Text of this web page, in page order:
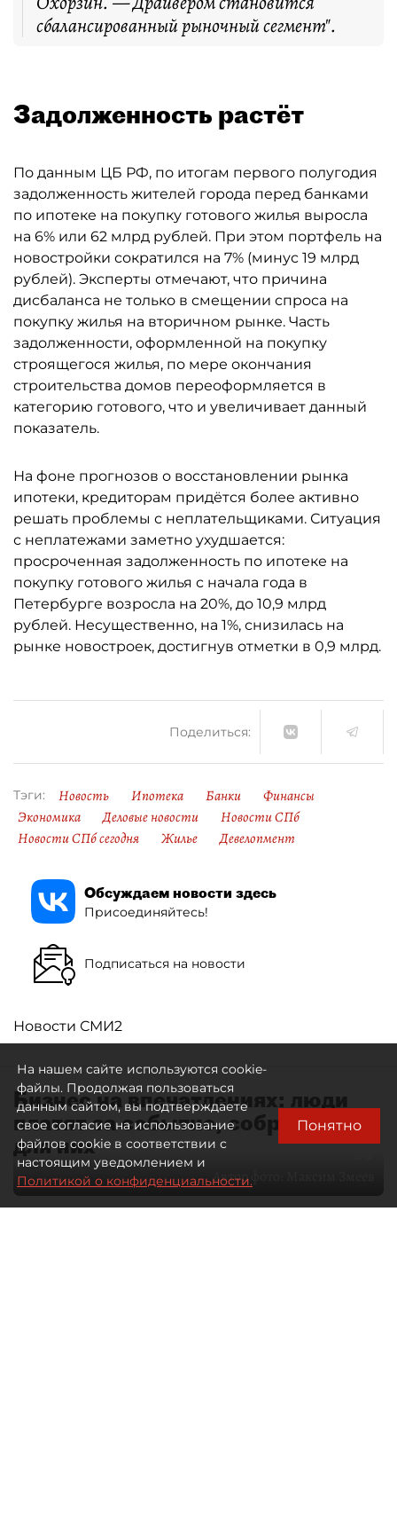
сбалансированный рыночный сегмент".
Задолженность растёт
По данным ЦБ РФ, по итогам первого полугодия
задолженность жителей города перед банками
по ипотеке на покупку готового жилья выросла
на 6% или 62 млрд рублей. При этом портфель на
новостройки сократился на 7% (минус 19 млрд
рублей). Эксперты отмечают, что причина
дисбаланса не только в смещении спроса на
покупку жилья на вторичном рынке. Часть
задолженности, оформленной на покупку
строящегося жилья, по мере окончания
строительства домов переоформляется в
категорию готового, что и увеличивает данный
показатель.
На фоне прогнозов о восстановлении рынка
ипотеки, кредиторам придётся более активно
решать проблемы с неплательщиками. Ситуация
с неплатежами заметно ухудшается:
просроченная задолженность по ипотеке на
покупку готового жилья с начала года в
Петербурге возросла на 20%, до 10,9 млрд
рублей. Несущественно, на 1%, снизилась на
рынке новостроек, достигнув отметки в 0,9 млрд.
Поделиться:
Тэги: Новость Ипотека Банки
Финансы
Экономика
Деловые новости
Новости СПб
Новости СПб сегодня
Жилье Девелопмент
Обсуждаем новости здесь
Присоединяйтесь!
Подписаться на новости
Новости СМИ2
Бизнес на впечатлениях: люди
платят за событие, собранное
для них
Автор фото:
На нашем сайте используются cookie-
файлы. Продолжая пользоваться
данным сайтом, вы подтверждаете
свое согласие на использование
файлов cookie в соответствии с
настоящим уведомлением и
Политикой о конфиденциальности.
Понятно